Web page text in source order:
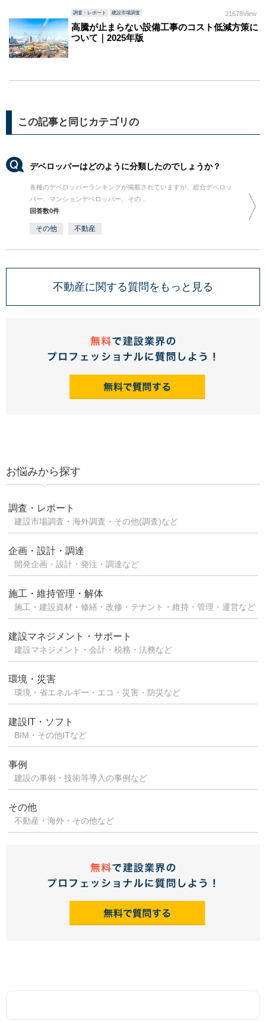
調査・レポート 建設市場調査 21678View
高騰が止まらない設備工事のコスト低減方策に
ついて｜2025年版
この記事と同じカテゴリの
デベロッパーはどのように分類したのでしょうか？
各種のデベロッパーランキングが掲載されていますが、総合デベロッ
パー、マンションデベロッパー、その...
回答数0件
その他 不動産
不動産に関する質問をもっと見る
お悩みから探す
調査・レポート
建設市場調査・海外調査・その他(調査)など
企画・設計・調達
開発企画・設計・発注・調達など
施工・維持管理・解体
施工・建設資材・修繕・改修・テナント・維持・管理・運営など
建設マネジメント・サポート
建設マネジメント・会計・税務・法務など
環境・災害
環境・省エネルギー・エコ・災害・防災など
建設IT・ソフト
BIM・その他ITなど
事例
建設の事例・技術等導入の事例など
その他
不動産・海外・その他など